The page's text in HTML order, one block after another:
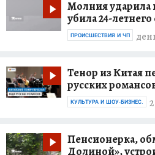
Молния ударила
убила 24-
ПРОИСШЕСТВИЯ И ЧП
Тенор из Китая
русских
КУЛЬТУРА И ШОУ-БИЗНЕС.
Пенсионерка,
Долиной»,